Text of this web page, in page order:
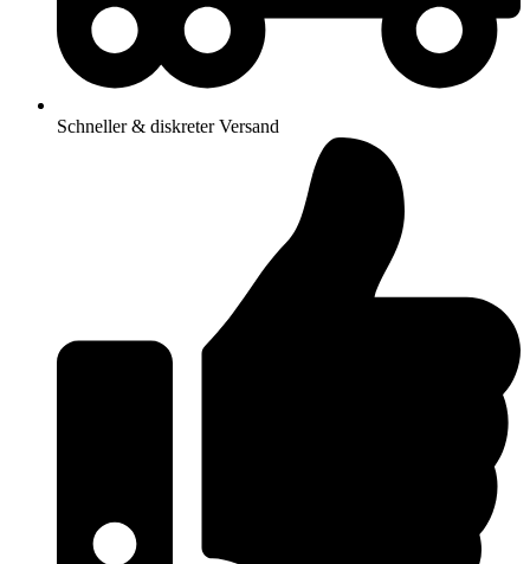
Schneller & diskreter Versand